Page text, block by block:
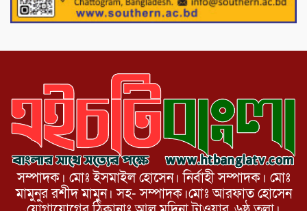
১১ দলীয় ঐক্য পোরশা উপজেলা শাখার
সম্পাদক। মোঃ ইসমাইল হোসেন। নির্বাহী সম্পাদক। মোঃ
মামুনুর রশীদ মামুন। সহ- সম্পাদক।মোঃ আরফাত হোসেন